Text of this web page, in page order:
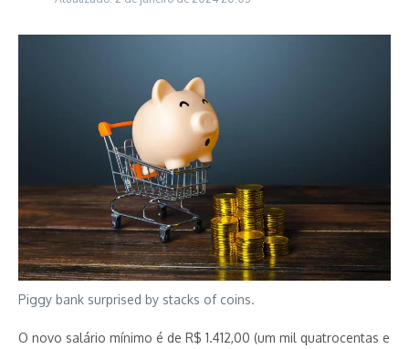
Piggy bank surprised by stacks of coins.
O novo salário mínimo é de R$ 1.412,00 (um mil quatrocentas e